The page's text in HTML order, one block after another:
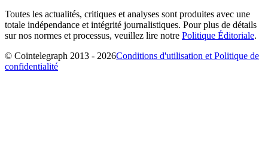
Toutes les actualités, critiques et analyses sont produites avec une
totale indépendance et intégrité journalistiques. Pour plus de détails
sur nos normes et processus, veuillez lire notre Politique Éditoriale.
© Cointelegraph 2013 - 2026Conditions d'utilisation et Politique de
confidentialité